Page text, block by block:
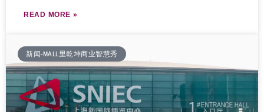
READ MORE »
新闻-MALL里乾坤商业智慧秀